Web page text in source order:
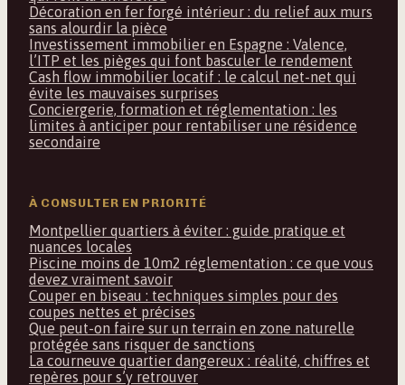
Décoration en fer forgé intérieur : du relief aux murs
sans alourdir la pièce
Investissement immobilier en Espagne : Valence,
l’ITP et les pièges qui font basculer le rendement
Cash flow immobilier locatif : le calcul net-net qui
évite les mauvaises surprises
Conciergerie, formation et réglementation : les
limites à anticiper pour rentabiliser une résidence
secondaire
À CONSULTER EN PRIORITÉ
Montpellier quartiers à éviter : guide pratique et
nuances locales
Piscine moins de 10m2 réglementation : ce que vous
devez vraiment savoir
Couper en biseau : techniques simples pour des
coupes nettes et précises
Que peut-on faire sur un terrain en zone naturelle
protégée sans risquer de sanctions
La courneuve quartier dangereux : réalité, chiffres et
repères pour s’y retrouver